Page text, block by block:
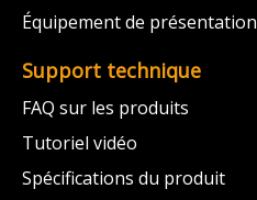
Équipement de présentation
Support technique
FAQ sur les produits
Tutoriel vidéo
Spécifications du produit